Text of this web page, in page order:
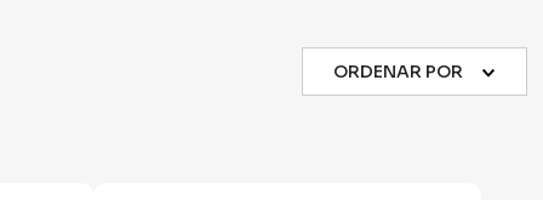
ORDENAR POR